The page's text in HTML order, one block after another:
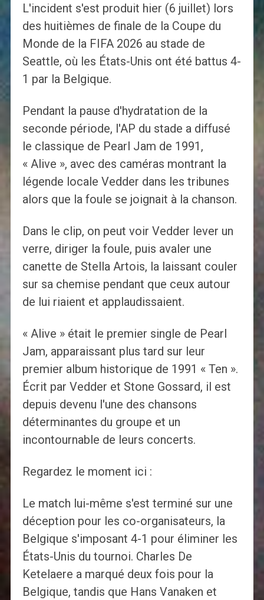
L'incident s'est produit hier (6 juillet) lors
des huitièmes de finale de la Coupe du
Monde de la FIFA 2026 au stade de
Seattle, où les États-Unis ont été battus 4-
1 par la Belgique.
Pendant la pause d'hydratation de la
seconde période, l'AP du stade a diffusé
le classique de Pearl Jam de 1991,
« Alive », avec des caméras montrant la
légende locale Vedder dans les tribunes
alors que la foule se joignait à la chanson.
Dans le clip, on peut voir Vedder lever un
verre, diriger la foule, puis avaler une
canette de Stella Artois, la laissant couler
sur sa chemise pendant que ceux autour
de lui riaient et applaudissaient.
« Alive » était le premier single de Pearl
Jam, apparaissant plus tard sur leur
premier album historique de 1991 « Ten ».
Écrit par Vedder et Stone Gossard, il est
depuis devenu l'une des chansons
déterminantes du groupe et un
incontournable de leurs concerts.
Regardez le moment ici :
Le match lui-même s'est terminé sur une
déception pour les co-organisateurs, la
Belgique s'imposant 4-1 pour éliminer les
États-Unis du tournoi. Charles De
Ketelaere a marqué deux fois pour la
Belgique, tandis que Hans Vanaken et